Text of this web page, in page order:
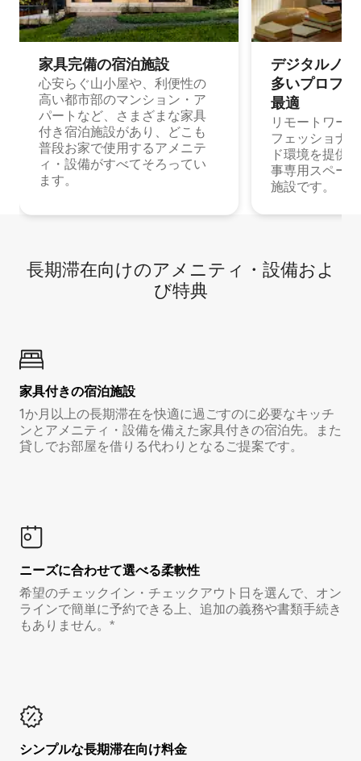
家具完備の宿⁠泊⁠施⁠設
心安らぐ山小屋や、利便性の
高い都市部のマンション・ア
パートなど、さまざまな家具
付き宿泊施設があり、どこも
普段お家で使用するアメニテ
ィ・設備がすべてそろってい
ます。
デジタルノ
多⁠いプ⁠ロ⁠フ⁠
最⁠適
リモートワー
フェッショナ
ド環境を提供
事専用スペー
施設です。
長期滞在向け⁠のア⁠メ⁠ニ⁠テ⁠ィ⁠・設⁠備⁠およ
び特⁠典
家具付き⁠の宿⁠泊⁠施⁠設
1か月以上の長期滞在を快適に過ごすのに必要なキッチ
ンとアメニティ・設備を備えた家具付きの宿泊先。また
貸しでお部屋を借りる代わりとなるご提案です。
ニーズに合わせて選べる柔軟性
希望のチェックイン・チェックアウト日を選んで、オン
ラインで簡単に予約できる上、追加の義務や書類手続き
もありません。*
シンプルな長期滞在向け料金